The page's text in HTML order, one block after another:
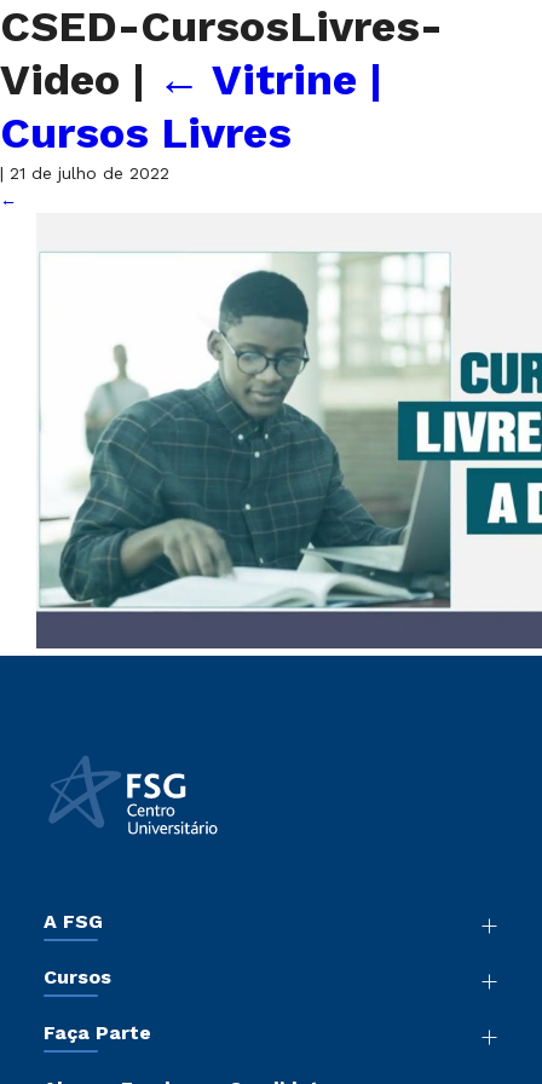
CSED-CursosLivres-
Video | ← Vitrine |
Cursos Livres
| 21 de julho de 2022
←
A FSG
Sala de Imprensa
Sou Colaborador
Cursos
Pós-Graduação
Faça Parte